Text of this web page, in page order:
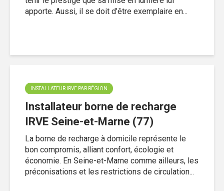
apporte. Aussi, il se doit d’être exemplaire en...
INSTALLATEUR IRVE PAR RÉGION
Installateur borne de recharge
IRVE Seine-et-Marne (77)
La borne de recharge à domicile représente le
bon compromis, alliant confort, écologie et
économie. En Seine-et-Marne comme ailleurs, les
préconisations et les restrictions de circulation...